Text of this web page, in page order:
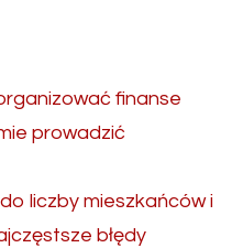
finanse
prowadzić
liczby mieszkańców i
błędy